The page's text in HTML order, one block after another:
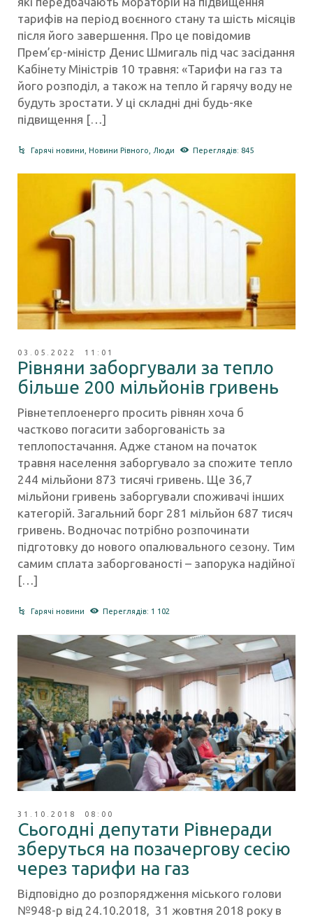
тарифів на період воєнного стану та шість місяців
після його завершення. Про це повідомив
Прем’єр-міністр Денис Шмигаль під час засідання
Кабінету Міністрів 10 травня: «Тарифи на газ та
його розподіл, а також на тепло й гарячу воду не
будуть зростати. У ці складні дні будь-яке
підвищення […]
Гарячі новини ,Новини Рівного Люди Переглядів: 845
03.05.2022 11:01
Рівняни заборгували за тепло
більше 200 мільйонів гривень
Рівнетеплоенерго просить рівнян хоча б
частково погасити заборгованість за
теплопостачання. Адже станом на початок
травня населення заборгувало за спожите тепло
244 мільйони 873 тисячі гривень. Ще 36,7
мільйони гривень заборгували споживачі інших
категорій. Загальний борг 281 мільйон 687 тисяч
гривень. Водночас потрібно розпочинати
підготовку до нового опалювального сезону. Тим
самим сплата заборгованості – запорука надійної
[…]
Гарячі новини Переглядів: 1 102
31.10.2018 08:00
Сьогодні депутати Рівнеради
зберуться на позачергову сесію
через тарифи на газ
Відповідно до розпорядження міського голови
№948-р від 24.10.2018, 31 жовтня 2018 року в